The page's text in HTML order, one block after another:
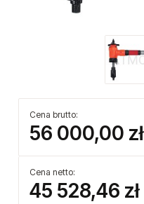
Cena brutto:
56 000,00 zł
Cena netto:
45 528,46 zł